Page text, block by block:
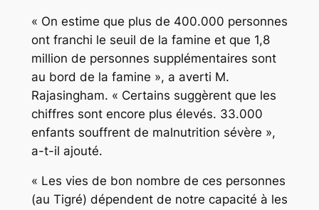
« On estime que plus de 400.000 personnes
ont franchi le seuil de la famine et que 1,8
million de personnes supplémentaires sont
au bord de la famine », a averti M.
Rajasingham. « Certains suggèrent que les
chiffres sont encore plus élevés. 33.000
enfants souffrent de malnutrition sévère »,
a-t-il ajouté.
« Les vies de bon nombre de ces personnes
(au Tigré) dépendent de notre capacité à les